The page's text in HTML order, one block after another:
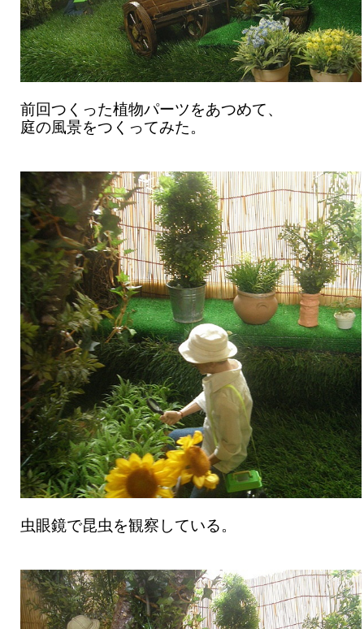
前回つくった植物パーツをあつめて、
庭の風景をつくってみた。
虫眼鏡で昆虫を観察している。